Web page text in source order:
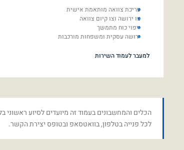
עריכת צוואה מותאמת אישית
צו ירושה וצו קיום צוואה
ייפוי כוח מתמשך
ירושה עסקית ומשפחות מורכבות
למעבר לעמוד השירות
הכלים והמחשבונים בעמוד זה מיועדים לסיוע ראשוני
לכל פנייה בטלפון, בוואטסאפ ובטופס יצירת הקשר.